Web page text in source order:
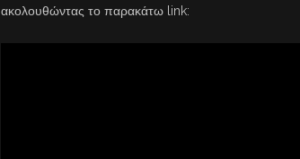
ακολουθώντας το παρακάτω link: